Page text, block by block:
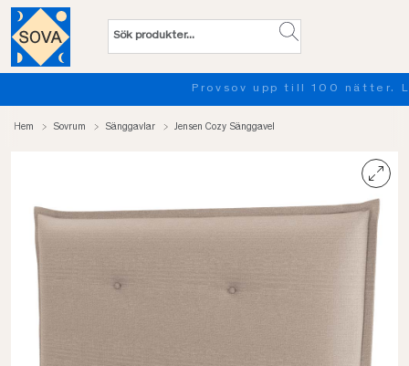
Provsov upp till 100 nätter. Läs mer
Hem Sovrum Sänggavlar Jensen Cozy Sänggavel